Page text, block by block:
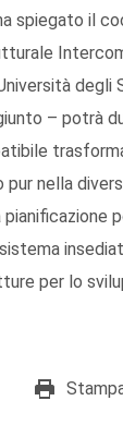
spiegato il
degli
– potrà
nella
per lo